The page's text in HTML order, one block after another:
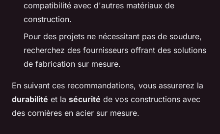
compatibilité avec d'autres matériaux de
construction.
Pour des projets ne nécessitant pas de soudure,
recherchez des fournisseurs offrant des solutions
de fabrication sur mesure.
En suivant ces recommandations, vous assurerez la
durabilité et la sécurité de vos constructions avec
des cornières en acier sur mesure.